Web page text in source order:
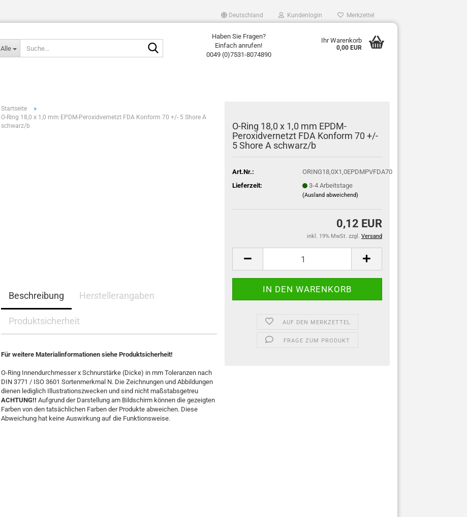
Deutschland Kundenlogin Merkzettel
Alle
Haben Sie Fragen?
Einfach anrufen!
0049 (0)7531-8074890
Ihr Warenkorb
0,00 EUR
Startseite »
O-Ring 18,0 x 1,0 mm EPDM-Peroxidvernetzt FDA Konform 70 +/- 5 Shore A
schwarz/b
O-Ring 18,0 x 1,0 mm EPDM-
Peroxidvernetzt FDA Konform 70 +/-
5 Shore A schwarz/b
Art.Nr.:
ORING18,0X1,0EPDMPVFDA70
Lieferzeit:
3-4 Arbeitstage
(Ausland abweichend)
0,12 EUR
inkl. 19% MwSt. zzgl. Versand
AUF DEN MERKZETTEL
FRAGE ZUM PRODUKT
Beschreibung Herstellerangaben
Produktsicherheit
Für weitere Materialinformationen siehe Produktsicherheit!
O-Ring Innendurchmesser x Schnurstärke (Dicke) in mm Toleranzen nach
DIN 3771 / ISO 3601 Sortenmerkmal N. Die Zeichnungen und Abbildungen
dienen lediglich Illustrationszwecken und sind nicht maßstabsgetreu
ACHTUNG!! Aufgrund der Darstellung am Bildschirm können die gezeigten
Farben von den tatsächlichen Farben der Produkte abweichen. Diese
Abweichung hat keine Auswirkung auf die Funktionsweise.